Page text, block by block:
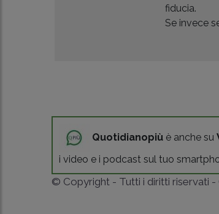
fiducia.
Se invece
Quotidianopiù è anche su
i video e i podcast sul tuo
© Copyright - Tutti i diritti riservati -